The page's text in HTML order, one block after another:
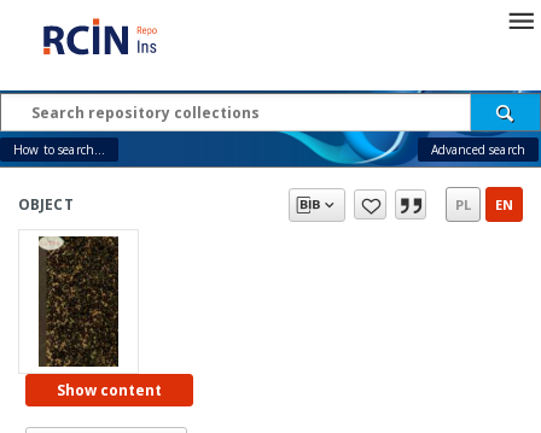
How to search... Advanced search
OBJECT PL EN
Show content